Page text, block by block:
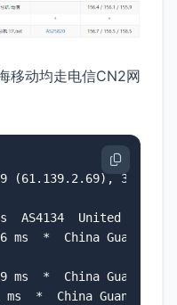
移动均走电信CN2网
(61.139.2.69), 30 hops
AS4134  United States
*  China Guangdong
*  China Guangdong
*  China Guangdong